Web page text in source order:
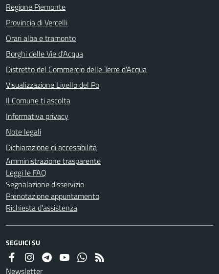
Regione Piemonte
Provincia di Vercelli
Orari alba e tramonto
Borghi delle Vie d'Acqua
Distretto del Commercio delle Terre d'Acqua
Visualizzazione Livello del Po
Il Comune ti ascolta
Informativa privacy
Note legali
Dichiarazione di accessibilità
Amministrazione trasparente
Leggi le FAQ
Segnalazione disservizio
Prenotazione appuntamento
Richiesta d'assistenza
SEGUICI SU
Newsletter